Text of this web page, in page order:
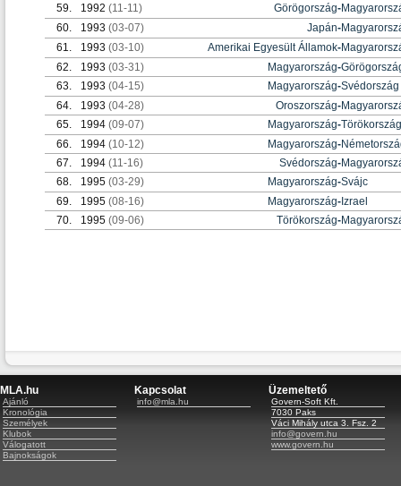
59.
1992 (11-11) Görögország-
60.
1993 (03-07) Japán-
61.
1993 (03-10) Amerikai Egyesült Államok-
62.
1993 (03-31) Magyarország-
63.
1993 (04-15) Magyarország-Svédország
64.
1993 (04-28) Oroszország-
65.
1994 (09-07) Magyarország-Törökország
66.
1994 (10-12) Magyarország-
67.
1994 (11-16) Svédország-
68.
1995 (03-29) Magyarország-Svájc
69.
1995 (08-16) Magyarország- Izrael
70.
1995 (09-06) Törökország-
MLA.hu
Ajánló
Kronológia
Személyek
Klubok
Válogatott
Bajnokságok
Kapcsolat
info@mla.hu
Üzemeltető
Govern-Soft Kft.
7030 Paks
Váci Mihály utca 3. Fsz. 2
info@govern.hu
www.govern.hu